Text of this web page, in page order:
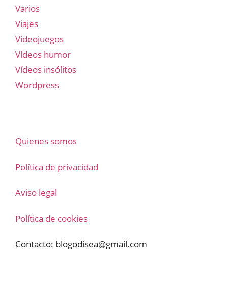
Varios
Viajes
Videojuegos
Vídeos humor
Vídeos insólitos
Wordpress
Quienes somos
Política de privacidad
Aviso legal
Política de cookies
Contacto: blogodisea@gmail.com